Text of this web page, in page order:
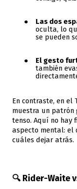
Las dos
oculta, lo
se pueden
El gesto
también
En contraste, en el
muestra un patrón
tenso. Aquí no hay
aspecto mental: el
cuáles dejar atrás.
🔍 Rider-Waite